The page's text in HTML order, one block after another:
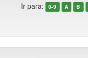
Ir para: 0-9 A B